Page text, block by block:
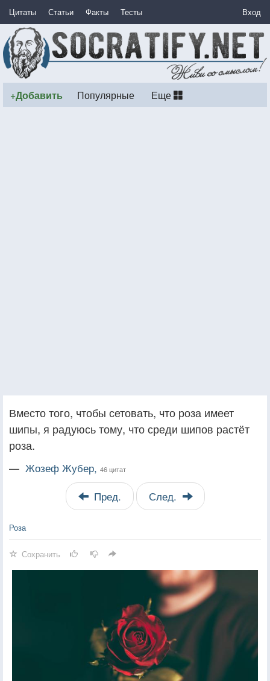
Цитаты Статьи Факты Тесты Вход
+Добавить Популярные Еще
Вместо того, чтобы сетовать, что роза имеет
шипы, я радуюсь тому, что среди шипов растёт
роза.
— Жозеф Жубер, 46 цитат
Пред. След.
Роза
Сохранить